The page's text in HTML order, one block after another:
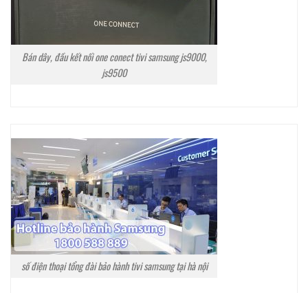
Bán dây, đầu kết nối one conect tivi samsung js9000,
js9500
số điện thoại tổng đài bảo hành tivi samsung tại hà nội